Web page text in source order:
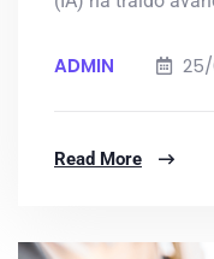
ADMIN
Read More